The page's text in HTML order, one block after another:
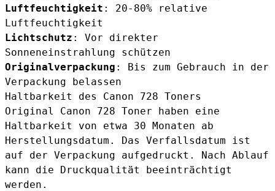
Luftfeuchtigkeit : 20-80% relative
Luftfeuchtigkeit
Lichtschutz : Vor direkter
Sonneneinstrahlung schützen
Originalverpackung : Bis zum Gebrauch in der
Verpackung belassen
Haltbarkeit des Canon 728 Toners
Original Canon 728 Toner haben eine
Haltbarkeit von etwa 30 Monaten ab
Herstellungsdatum. Das Verfallsdatum ist
auf der Verpackung aufgedruckt. Nach Ablauf
kann die Druckqualität beeinträchtigt
werden.